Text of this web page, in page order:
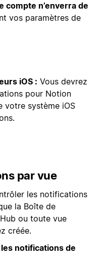
compte n’enverra de
vos paramètres de
iOS : Vous devrez
pour Notion
votre système iOS
par vue
les notifications
la Boîte de
ou toute vue
créée.
notifications de